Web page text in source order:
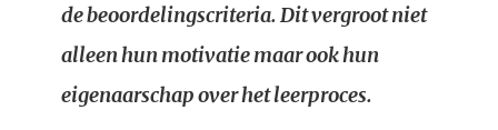
de beoordelingscriteria. Dit vergroot niet
alleen hun motivatie maar ook hun
eigenaarschap over het leerproces.